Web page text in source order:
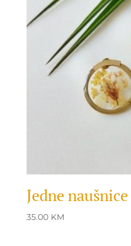
Jedne
35.00 KM